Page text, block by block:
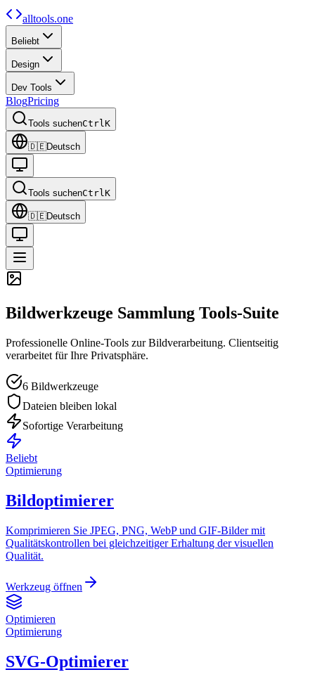
alltools.one
Beliebt
Design
Dev Tools
BlogPricing
Tools suchenCtrlK
🇩🇪Deutsch
Tools suchenCtrlK
🇩🇪Deutsch
Bildwerkzeuge Sammlung Tools-Suite
Professionelle Online-Tools zur Bildverarbeitung. Clientseitig
verarbeitet für Ihre Privatsphäre.
6 Bildwerkzeuge
Dateien bleiben lokal
Sofortige Verarbeitung
Beliebt
Optimierung
Bildoptimierer
Komprimieren Sie JPEG, PNG, WebP und GIF-Bilder mit
Qualitätskontrollen bei gleichzeitiger Erhaltung der visuellen
Qualität.
Werkzeug öffnen
Optimieren
Optimierung
SVG-Optimierer